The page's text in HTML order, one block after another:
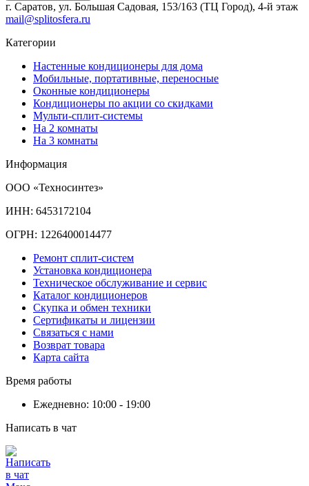
г. Саратов, ул. Большая Садовая, 153/163 (ТЦ Город), 4-й этаж
mail@splitosfera.ru
Категории
Настенные кондиционеры для дома
Мобильные, портативные, переносные
Оконные кондиционеры
Кондиционеры по акции со скидками
Мульти-сплит-системы
На 2 комнаты
На 3 комнаты
Информация
ООО «Техносинтез»
ИНН: 6453172104
ОГРН: 1226400014477
Ремонт сплит-систем
Установка кондиционера
Техническое обслуживание и сервис
Каталог кондиционеров
Скупка и обмен техники
Сертификаты и лицензии
Связаться с нами
Возврат товара
Карта сайта
Время работы
Ежедневно: 10:00 - 19:00
Написать в чат